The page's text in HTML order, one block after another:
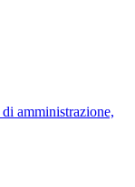
amministrazione,